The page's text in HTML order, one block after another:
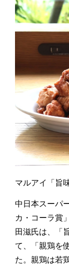
マルアイ「旨
中日本スーパ
カ・コーラ賞
田滋氏は、「
て、「親鶏を
た。親鶏は若